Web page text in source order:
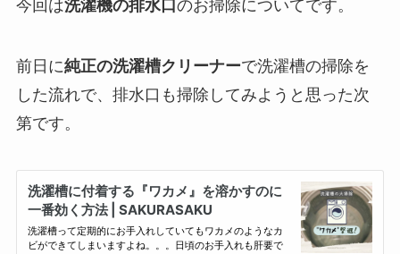
今回は洗濯機の排水口 のお掃除についてです。
前日に純正の洗濯槽クリーナーで洗濯槽の掃除を
した流れで、排水口も掃除してみようと思った次
第です。